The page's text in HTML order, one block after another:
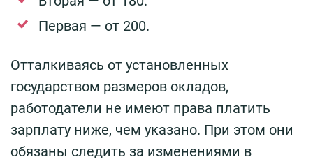
Первая — от 200.
Отталкиваясь от установленных
государством размеров окладов,
работодатели не имеют права платить
зарплату ниже, чем указано. При этом они
обязаны следить за изменениями в